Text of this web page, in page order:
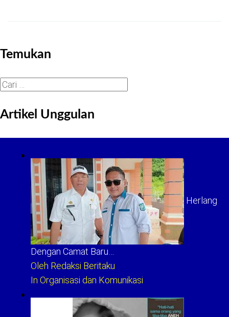
Temukan
Cari
Artikel Unggulan
Herlang
Dengan Camat Baru…
Oleh Redaksi Beritaku
In Organisasi dan Komunikasi